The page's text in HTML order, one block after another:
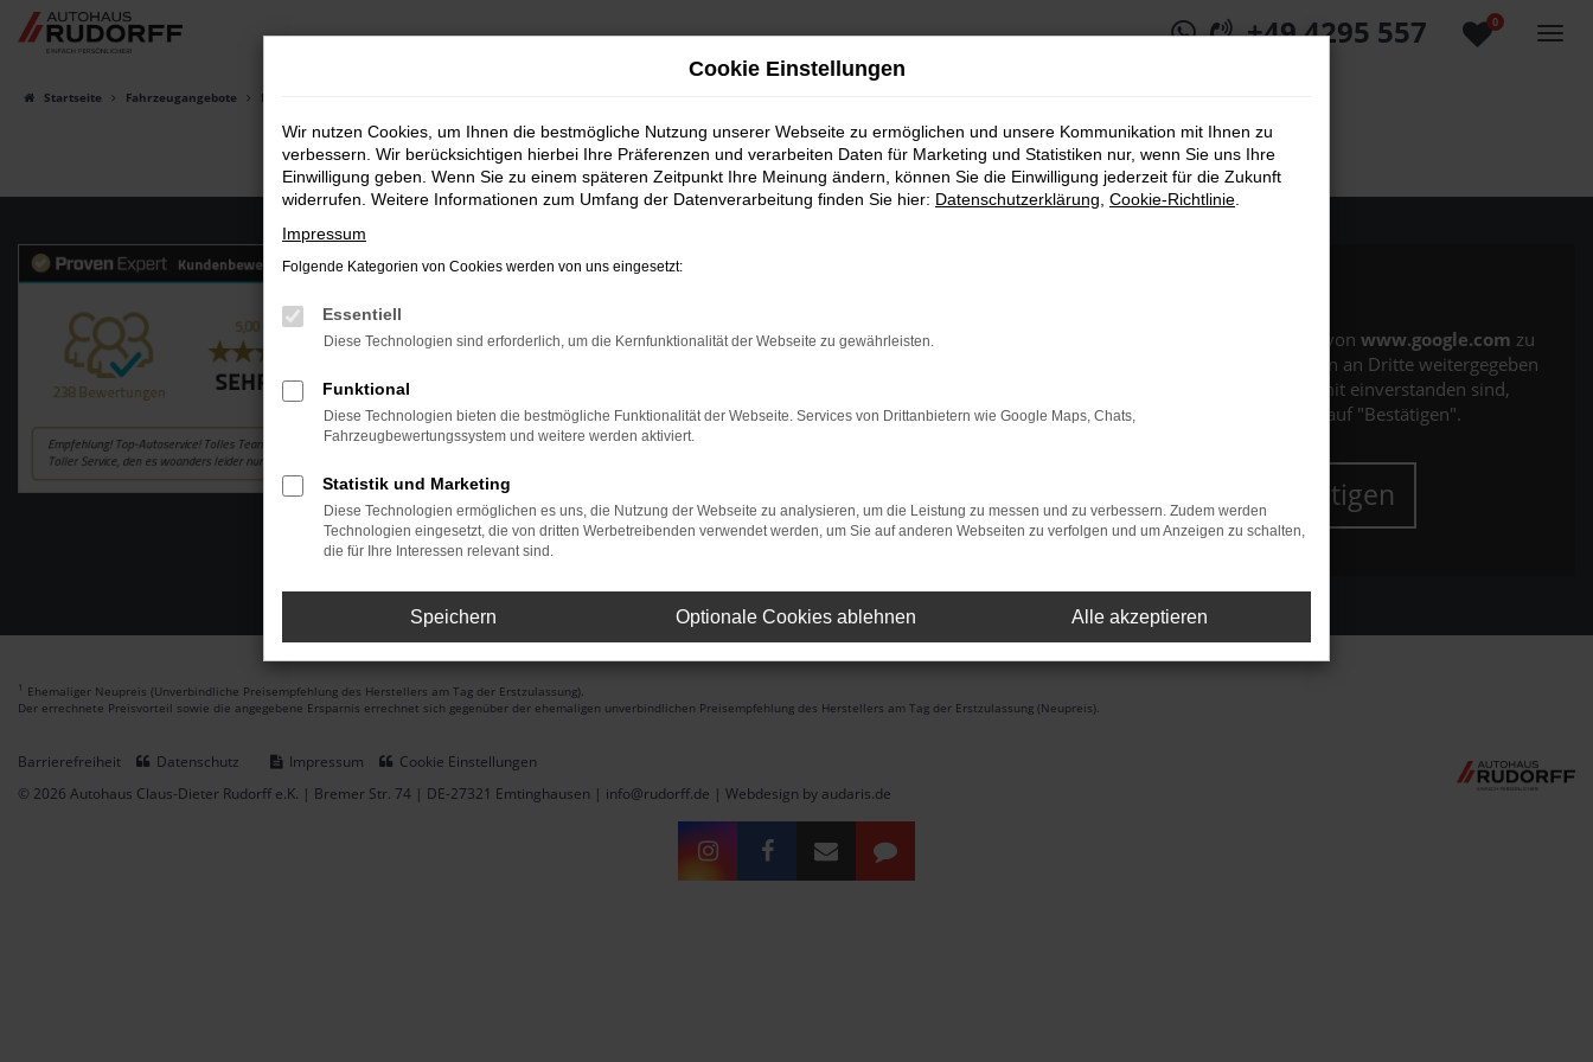
Zum
Hauptinhalt
0
+49 4295 557
Startseite Fahrzeugangebote Fahrzeugsuche
Telefon
MO-DO: 07:30 bis 18:00 Uhr
Es wird versucht, Inhalte von www.google.com zu
laden. Dabei können Daten an Dritte weitergegeben
werden. Wenn Sie damit einverstanden sind,
klicken Sie bitte auf "Bestätigen".
Bestätigen
1 Ehemaliger Neupreis (Unverbindliche Preisempfehlung des Herstellers am Tag der Erstzulassung).
Der errechnete Preisvorteil sowie die angegebene Ersparnis errechnet sich gegenüber der ehemaligen unverbindlichen Preisempfehlung des Herstellers am Tag der Erstzulassung (Neupreis).
Barrierefreiheit Datenschutz Impressum
Cookie Einstellungen
© 2026 Autohaus Claus-Dieter Rudorff e.K. | Bremer Str. 74 | DE-27321 Emtinghausen | info@rudorff.de | Webdesign by audaris.de
Cookie Einstellungen
Wir nutzen Cookies, um Ihnen die bestmögliche Nutzung unserer Webseite zu ermöglichen und unsere Kommunikation mit Ihnen zu
verbessern. Wir berücksichtigen hierbei Ihre Präferenzen und verarbeiten Daten für Marketing und Statistiken nur, wenn Sie uns Ihre
Einwilligung geben. Wenn Sie zu einem späteren Zeitpunkt Ihre Meinung ändern, können Sie die Einwilligung jederzeit für die Zukunft
widerrufen. Weitere Informationen zum Umfang der Datenverarbeitung finden Sie hier: Datenschutzerklärung Cookie-Richtlinie
Impressum
Folgende Kategorien von Cookies werden von uns eingesetzt:
Essentiell
Diese Technologien sind erforderlich, um die Kernfunktionalität der Webseite zu gewährleisten.
Funktional
Diese Technologien bieten die bestmögliche Funktionalität der Webseite. Services von Drittanbietern wie Google Maps, Chats,
Fahrzeugbewertungssystem und weitere werden aktiviert.
Statistik und Marketing
Diese Technologien ermöglichen es uns, die Nutzung der Webseite zu analysieren, um die Leistung zu messen und zu verbessern. Zudem werden
Technologien eingesetzt, die von dritten Werbetreibenden verwendet werden, um Sie auf anderen Webseiten zu verfolgen und um Anzeigen zu schalten,
die für Ihre Interessen relevant sind.
Speichern Optionale Cookies ablehnen Alle akzeptieren